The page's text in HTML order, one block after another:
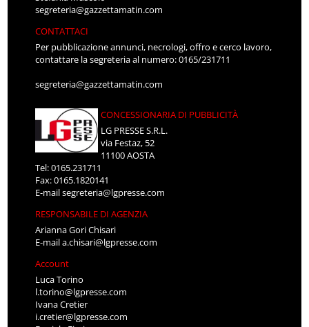
segreteria@gazzettamatin.com
CONTATTACI
Per pubblicazione annunci, necrologi, offro e cerco lavoro,
contattare la segreteria al numero: 0165/231711
segreteria@gazzettamatin.com
CONCESSIONARIA DI PUBBLICITÀ
LG PRESSE S.R.L.
via Festaz, 52
11100 AOSTA
Tel: 0165.231711
Fax: 0165.1820141
E-mailsegreteria@lgpresse.com
RESPONSABILE DI AGENZIA
Arianna Gori Chisari
E-maila.chisari@lgpresse.com
Account
Luca Torino
l.torino@lgpresse.com
Ivana Cretier
i.cretier@lgpresse.com